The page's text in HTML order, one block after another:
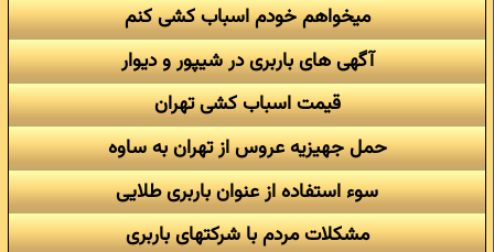
میخواهم خودم اسباب کشی کنم
آگهی های باربری در شیپور و دیوار
قیمت اسباب کشی تهران
حمل جهیزیه عروس از تهران به ساوه
سوء استفاده از عنوان باربری طلایی
مشکلات مردم با شرکتهای باربری